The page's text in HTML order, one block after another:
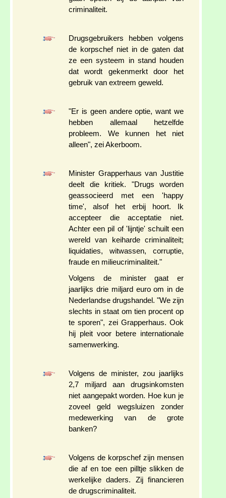
criminaliteit.
Drugsgebruikers hebben volgens
de korpschef niet in de gaten dat
ze een systeem in stand houden
dat wordt gekenmerkt door het
gebruik van extreem geweld.
"Er is geen andere optie, want we
hebben allemaal hetzelfde
probleem. We kunnen het niet
alleen", zei Akerboom.
Minister Grapperhaus van Justitie
deelt die kritiek. "Drugs worden
geassocieerd met een 'happy
time', alsof het erbij hoort. Ik
accepteer die acceptatie niet.
Achter een pil of 'lijntje' schuilt een
wereld van keiharde criminaliteit;
liquidaties, witwassen, corruptie,
fraude en milieucriminaliteit."
Volgens de minister gaat er
jaarlijks drie miljard euro om in de
Nederlandse drugshandel. "We zijn
slechts in staat om tien procent op
te sporen", zei Grapperhaus. Ook
hij pleit voor betere internationale
samenwerking.
Volgens de minister, zou jaarlijks
2,7 miljard aan drugsinkomsten
niet aangepakt worden. Hoe kun je
zoveel geld wegsluizen zonder
medewerking van de grote
banken?
Volgens de korpschef zijn mensen
die af en toe een pilltje slikken de
werkelijke daders. Zij financieren
de drugscriminaliteit.